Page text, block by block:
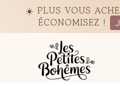
☀️ PLUS VOUS
ÉCONOMISEZ !